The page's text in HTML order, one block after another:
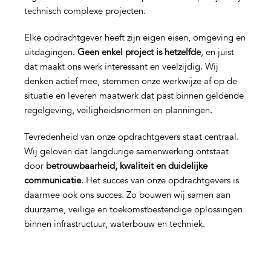
technisch complexe projecten.
Elke opdrachtgever heeft zijn eigen eisen, omgeving en
uitdagingen. Geen enkel project is hetzelfde, en juist
dat maakt ons werk interessant en veelzijdig. Wij
denken actief mee, stemmen onze werkwijze af op de
situatie en leveren maatwerk dat past binnen geldende
regelgeving, veiligheidsnormen en planningen.
Tevredenheid van onze opdrachtgevers staat centraal.
Wij geloven dat langdurige samenwerking ontstaat
door betrouwbaarheid, kwaliteit en duidelijke
communicatie. Het succes van onze opdrachtgevers is
daarmee ook ons succes. Zo bouwen wij samen aan
duurzame, veilige en toekomstbestendige oplossingen
binnen infrastructuur, waterbouw en techniek.